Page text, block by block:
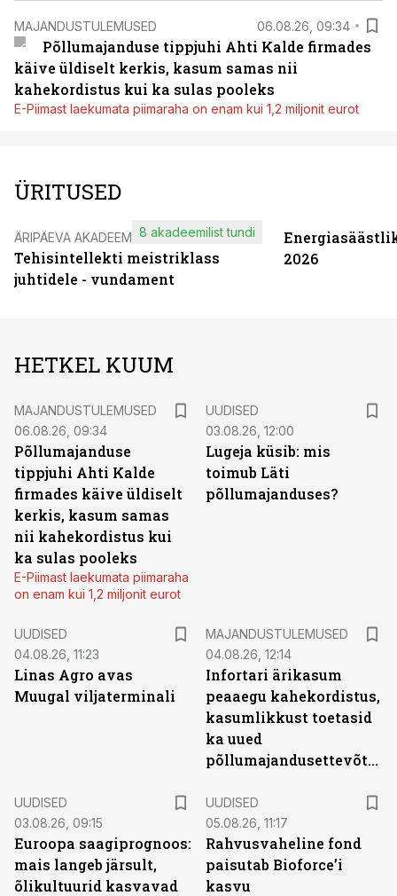
MAJANDUSTULEMUSED 06.08.26, 09:34
Põllumajanduse tippjuhi Ahti Kalde firmades
käive üldiselt kerkis, kasum samas nii
kahekordistus kui ka sulas pooleks
E-Piimast laekumata piimaraha on enam kui 1,2 miljonit eurot
ÜRITUSED
ÄRIPÄEVA AKADEEMIA
Tehisintellekti meistriklass
juhtidele - vundament
8 akadeemilist tundi
2026
HETKEL KUUM
MAJANDUSTULEMUSED
06.08.26, 09:34
Põllumajanduse
tippjuhi Ahti Kalde
firmades käive üldiselt
kerkis, kasum samas
nii kahekordistus kui
ka sulas pooleks
E-Piimast laekumata piimaraha
on enam kui 1,2 miljonit eurot
UUDISED
03.08.26, 12:00
Lugeja küsib: mis
toimub Läti
põllumajanduses?
UUDISED
04.08.26, 11:23
Linas Agro avas
Muugal viljaterminali
MAJANDUSTULEMUSED
04.08.26, 12:14
Infortari ärikasum
peaaegu kahekordistus,
kasumlikkust toetasid
ka uued
põllumajandusettevõtted
UUDISED
03.08.26, 09:15
Euroopa saagiprognoos:
mais langeb järsult,
õlikultuurid kasvavad
UUDISED
05.08.26, 11:17
Rahvusvaheline fond
paisutab Bioforce’i
kasvu